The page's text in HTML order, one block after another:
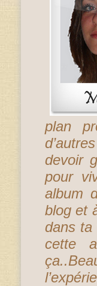
plan
devoir
pour
album
blog et
dans
cette